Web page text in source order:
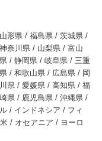
形県 / 福島県 / 茨城県 /
奈川県 / 山梨県 / 富山
/ 静岡県 / 岐阜県 / 三重
/ 和歌山県 / 広島県 / 岡
県 / 愛媛県 / 高知県 / 福
県 / 鹿児島県 / 沖縄県 /
/ インドネシア / フィ
/ オセアニア / ヨーロ